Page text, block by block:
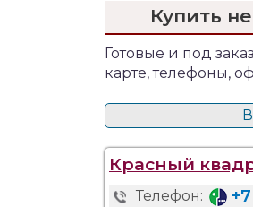
Купить
Готовые и под
карте, телефоны,
Красный
Телефон: